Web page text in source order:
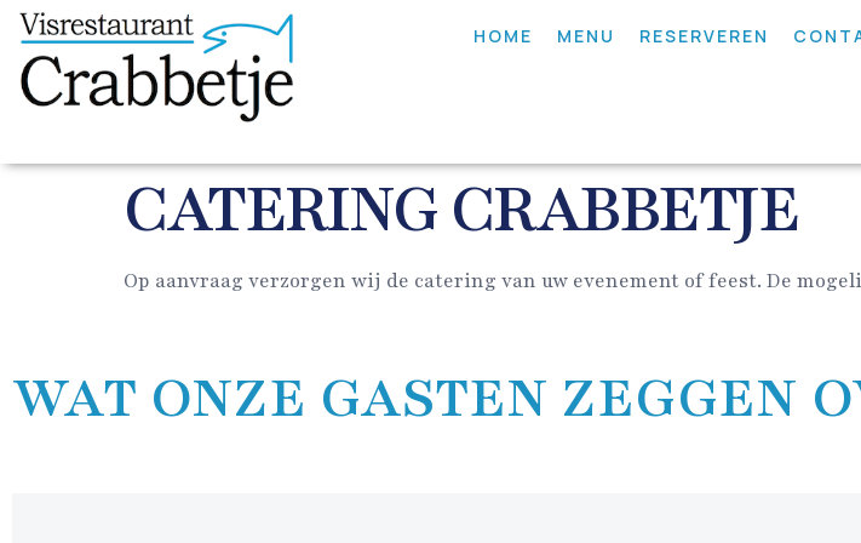
HOME MENU RESERVEREN
CATERING CRABBETJE
Op aanvraag verzorgen wij de catering van uw evenement of feest. De
WAT ONZE GASTEN ZEGGEN